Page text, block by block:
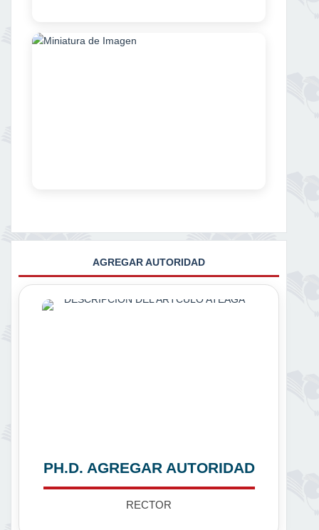
AGREGAR AUTORIDAD
PH.D. AGREGAR AUTORIDAD
RECTOR